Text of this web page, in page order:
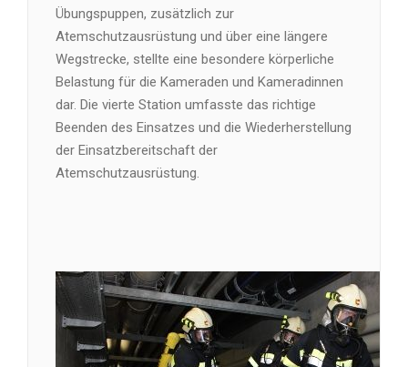
Übungspuppen, zusätzlich zur
Atemschutzausrüstung und über eine längere
Wegstrecke, stellte eine besondere körperliche
Belastung für die Kameraden und Kameradinnen
dar. Die vierte Station umfasste das richtige
Beenden des Einsatzes und die Wiederherstellung
der Einsatzbereitschaft der
Atemschutzausrüstung.